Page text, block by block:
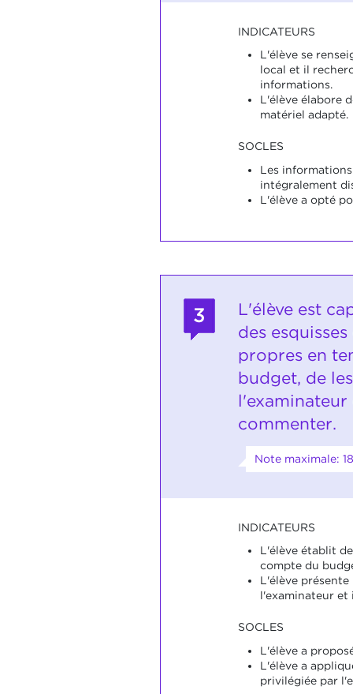
INDICATEURS
L'élève se
local et il
informations.
L'élève élabore
matériel adapté.
SOCLES
Les
intégralement
L'élève a opté
3
L'élève est
des
propres en
budget, de
l'examinateur
commenter.
Note maximale: 18
INDICATEURS
L'élève établit
compte du
L'élève présente
l'examinateur et
SOCLES
L'élève a
L'élève a
privilégiée par